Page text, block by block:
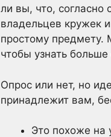
ли вы, что, согласно
владельцев кружек
простому предмету.
чтобы узнать
Опрос или нет, но
принадлежит вам,
Это похоже на